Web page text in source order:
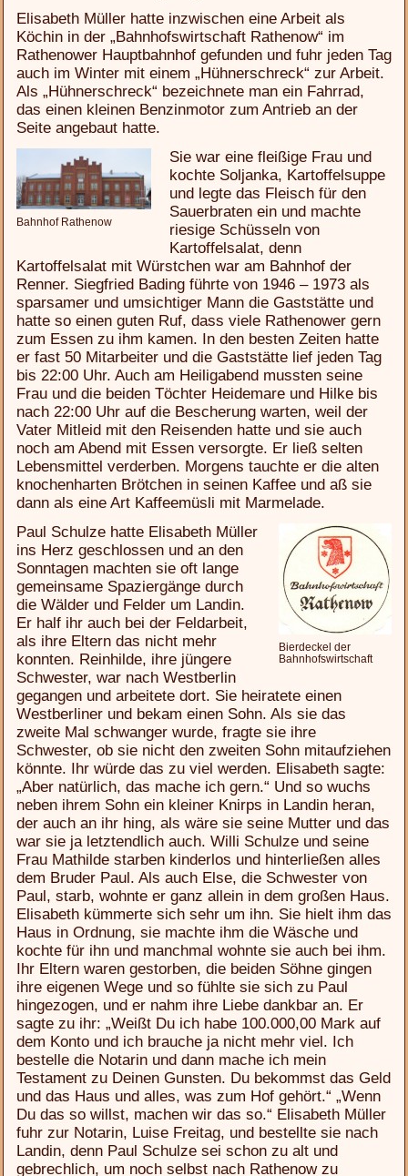
Elisabeth Müller hatte inzwischen eine Arbeit als
Köchin in der „Bahnhofswirtschaft Rathenow“ im
Rathenower Hauptbahnhof gefunden und fuhr jeden Tag
auch im Winter mit einem „Hühnerschreck“ zur Arbeit.
Als „Hühnerschreck“ bezeichnete man ein Fahrrad,
das einen kleinen Benzinmotor zum Antrieb an der
Seite angebaut hatte.
Bahnhof Rathenow
Sie war eine fleißige Frau und
kochte Soljanka, Kartoffelsuppe
und legte das Fleisch für den
Sauerbraten ein und machte
riesige Schüsseln von
Kartoffelsalat, denn
Kartoffelsalat mit Würstchen war am Bahnhof der
Renner. Siegfried Bading führte von 1946 – 1973 als
sparsamer und umsichtiger Mann die Gaststätte und
hatte so einen guten Ruf, dass viele Rathenower gern
zum Essen zu ihm kamen. In den besten Zeiten hatte
er fast 50 Mitarbeiter und die Gaststätte lief jeden Tag
bis 22:00 Uhr. Auch am Heiligabend mussten seine
Frau und die beiden Töchter Heidemare und Hilke bis
nach 22:00 Uhr auf die Bescherung warten, weil der
Vater Mitleid mit den Reisenden hatte und sie auch
noch am Abend mit Essen versorgte. Er ließ selten
Lebensmittel verderben. Morgens tauchte er die alten
knochenharten Brötchen in seinen Kaffee und aß sie
dann als eine Art Kaffeemüsli mit Marmelade.
Bierdeckel der
Bahnhofs­wirtschaft
Paul Schulze hatte Elisabeth Müller
ins Herz geschlossen und an den
Sonntagen machten sie oft lange
gemeinsame Spaziergänge durch
die Wälder und Felder um Landin.
Er half ihr auch bei der Feldarbeit,
als ihre Eltern das nicht mehr
konnten. Reinhilde, ihre jüngere
Schwester, war nach Westberlin
gegangen und arbeitete dort. Sie heiratete einen
Westberliner und bekam einen Sohn. Als sie das
zweite Mal schwanger wurde, fragte sie ihre
Schwester, ob sie nicht den zweiten Sohn mitaufziehen
könnte. Ihr würde das zu viel werden. Elisabeth sagte:
„Aber natürlich, das mache ich gern.“ Und so wuchs
neben ihrem Sohn ein kleiner Knirps in Landin heran,
der auch an ihr hing, als wäre sie seine Mutter und das
war sie ja letztendlich auch. Willi Schulze und seine
Frau Mathilde starben kinderlos und hinterließen alles
dem Bruder Paul. Als auch Else, die Schwester von
Paul, starb, wohnte er ganz allein in dem großen Haus.
Elisabeth kümmerte sich sehr um ihn. Sie hielt ihm das
Haus in Ordnung, sie machte ihm die Wäsche und
kochte für ihn und manchmal wohnte sie auch bei ihm.
Ihr Eltern waren gestorben, die beiden Söhne gingen
ihre eigenen Wege und so fühlte sie sich zu Paul
hingezogen, und er nahm ihre Liebe dankbar an. Er
sagte zu ihr: „Weißt Du ich habe 100.000,00 Mark auf
dem Konto und ich brauche ja nicht mehr viel. Ich
bestelle die Notarin und dann mache ich mein
Testament zu Deinen Gunsten. Du bekommst das Geld
und das Haus und alles, was zum Hof gehört.“ „Wenn
Du das so willst, machen wir das so.“ Elisabeth Müller
fuhr zur Notarin, Luise Freitag, und bestellte sie nach
Landin, denn Paul Schulze sei schon zu alt und
gebrechlich, um noch selbst nach Rathenow zu